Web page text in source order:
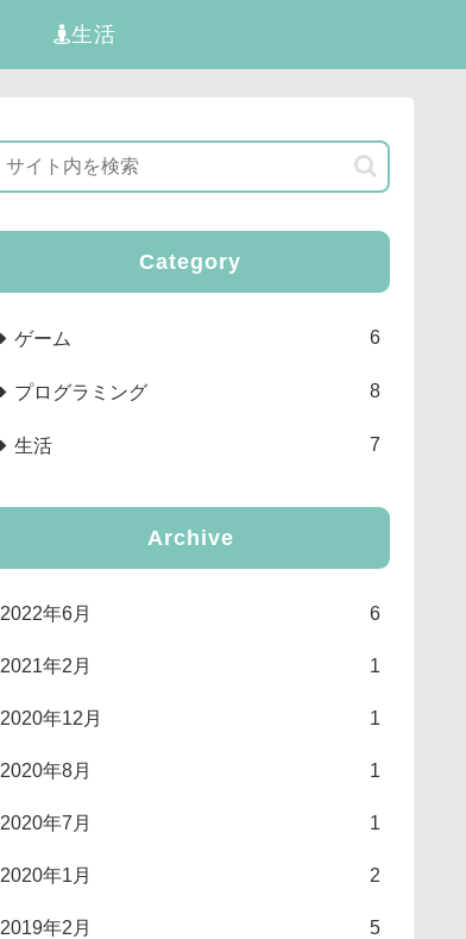
生活
Category
ゲーム 6
プログラミング 8
生活 7
Archive
2022年6月 6
2021年2月 1
2020年12月 1
2020年8月 1
2020年7月 1
2020年1月 2
2019年2月 5